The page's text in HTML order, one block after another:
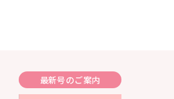
最新号のご案内